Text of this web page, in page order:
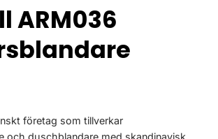
ARM036
företag som tillverkar
och duschblandare med skandinavisk